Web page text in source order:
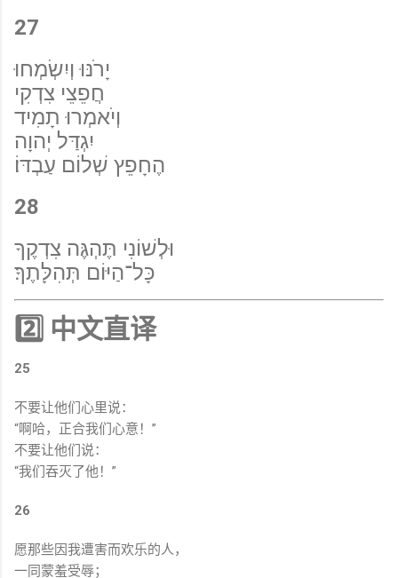
27
יָרֹנּוּ וְיִשְׂמְחוּ
חֲפֵצֵי צִדְקִי
וְיֹאמְרוּ תָמִיד
יִגְדַּל יְהוָה
הֶחָפֵץ שְׁלוֹם עַבְדּוֹ׃
28
וּלְשׁוֹנִי תֶּהְגֶּה צִדְקֶךָ
כָּל־הַיּוֹם תְּהִלָּתֶךָ׃
2️⃣ 中文直译
25
不要让他们心里说：
“啊哈，正合我们心意！”
不要让他们说：
“我们吞灭了他！”
26
愿那些因我遭害而欢乐的人，
一同蒙羞受辱；